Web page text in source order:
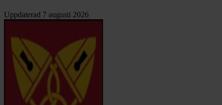
Uppdaterad 7 augusti 2026